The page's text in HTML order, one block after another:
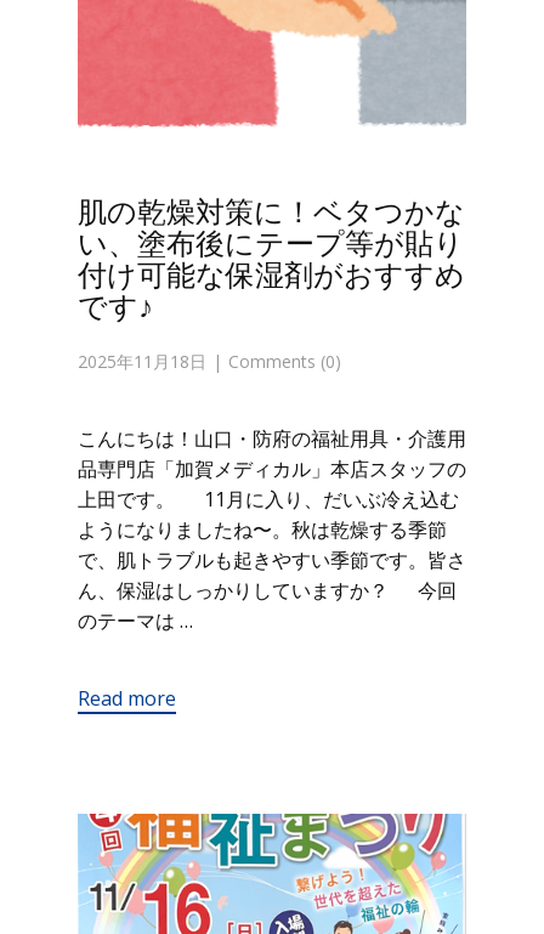
肌の乾燥対策に！ベタつかな
い、塗布後にテープ等が貼り
付け可能な保湿剤がおすすめ
です♪
2025年11月18日 Comments (0)
こんにちは！山口・防府の福祉用具・介護用
品専門店「加賀メディカル」本店スタッフの
上田です。 11月に入り、だいぶ冷え込む
ようになりましたね〜。秋は乾燥する季節
で、肌トラブルも起きやすい季節です。皆さ
ん、保湿はしっかりしていますか？ 今回
のテーマは …
Read more